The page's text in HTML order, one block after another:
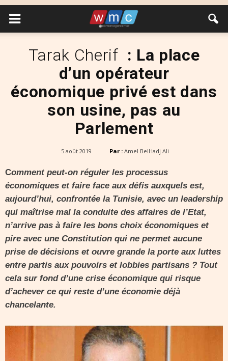
Tarak Cherif : La place
d’un opérateur
économique privé est dans
son usine, pas au
Parlement
5 août 2019 Par : Amel BelHadj Ali
Comment peut-on réguler les processus
économiques et faire face aux défis auxquels est,
aujourd’hui, confrontée la Tunisie, avec un leadership
qui maîtrise mal la conduite des affaires de l’Etat,
n’arrive pas à faire les bons choix économiques et
pire avec une Constitution qui ne permet aucune
prise de décisions et ouvre grande la porte aux luttes
entre partis aux pouvoirs et lobbies partisans ? Tout
cela sur fond d’une crise économique qui risque
d’achever ce qui reste d’une économie déjà
chancelante.